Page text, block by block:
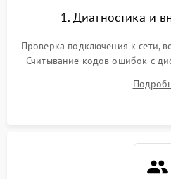
1. Диагностика и
Проверка подключения к сети,
Считывание кодов ошибок с
выявления посторонних шумов,
электронного